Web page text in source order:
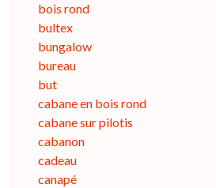
bois rond
bultex
bungalow
bureau
but
cabane en bois rond
cabane sur pilotis
cabanon
cadeau
canapé